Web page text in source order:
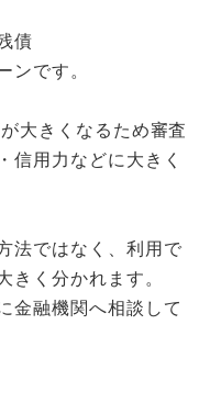
債
ンです。
大きくなるため審査
信用力などに大きく
法ではなく、利用で
きく分かれます。
金融機関へ相談して